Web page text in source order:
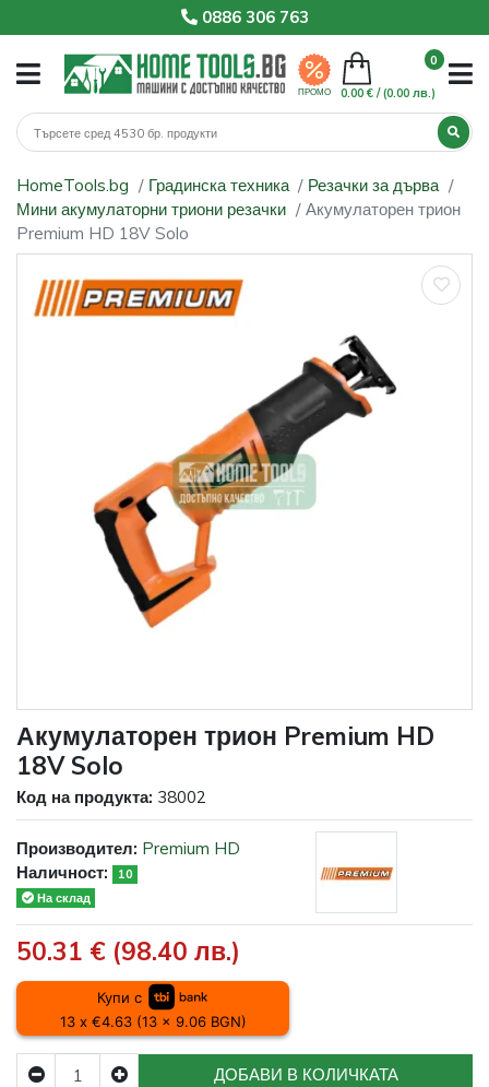
0886 306 763
ПРОМО
0
0.00 € /(0.00 лв.)
HomeTools.bg Градинска техника
Резачки за дърва
Мини акумулаторни триони резачки
Акумулаторен трион
Premium HD 18V Solo
Акумулаторен трион Premium HD
18V Solo
Код на продукта: 38002
Производител: Premium HD
Наличност:
10
На склад
50.31 € (98.40 лв.)
Купи с
13 x €4.63 (13 x 9.06 BGN)
ДОБАВИ В КОЛИЧКАТА